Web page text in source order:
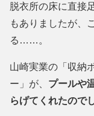
脱衣所の床に直接
もありましたが、
る……。
山崎実業の「収納
ー」が、 プールや
らげてくれたので